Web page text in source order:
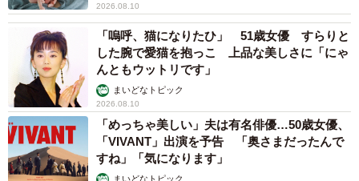
2026.08.10
「嗚呼、猫になりたひ」 51歳女優 すらりと
した腕で愛猫を抱っこ 上品な美しさに「にゃ
んともウットリです」
まいどなトピック
2026.08.10
「めっちゃ美しい」夫は有名俳優…50歳女優、
「VIVANT」出演を予告 「奥さまだったんで
すね」「気になります」
まいどなトピック